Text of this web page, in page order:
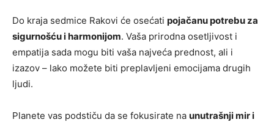
Do kraja sedmice Rakovi će osećati pojačanu potrebu za
sigurnošću i harmonijom. Vaša prirodna osetljivost i
empatija sada mogu biti vaša najveća prednost, ali i
izazov – lako možete biti preplavljeni emocijama drugih
ljudi.
Planete vas podstiču da se fokusirate na unutrašnji mir i